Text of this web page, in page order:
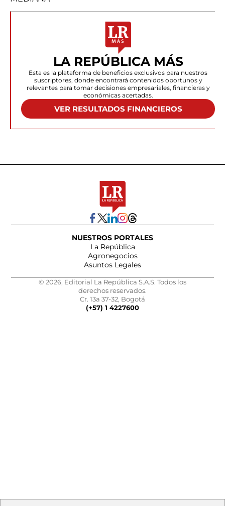
LA REPÚBLICA MÁS
Esta es la plataforma de beneficios exclusivos para nuestros
suscriptores, donde encontrará contenidos oportunos y
relevantes para tomar decisiones empresariales, financieras y
económicas acertadas.
VER RESULTADOS FINANCIEROS
NUESTROS PORTALES
La República
Agronegocios
Asuntos Legales
© 2026, Editorial La República S.A.S. Todos los
derechos reservados.
Cr. 13a 37-32, Bogotá
(+57) 1 4227600